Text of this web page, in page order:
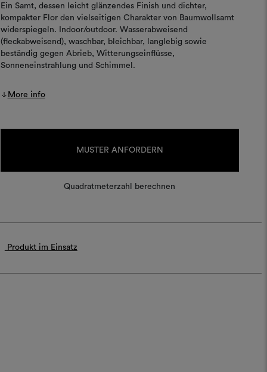
Ein Samt, dessen leicht glänzendes Finish und dichter,
kompakter Flor den vielseitigen Charakter von Baumwollsamt
widerspiegeln. Indoor/outdoor. Wasserabweisend
(fleckabweisend), waschbar, bleichbar, langlebig sowie
beständig gegen Abrieb, Witterungseinflüsse,
Sonneneinstrahlung und Schimmel.
More info
MUSTER ANFORDERN
Quadratmeterzahl berechnen
Produkt im Einsatz